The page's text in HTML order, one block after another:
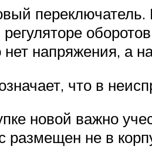
напряжения, а
что в
новой важно
размещен не в